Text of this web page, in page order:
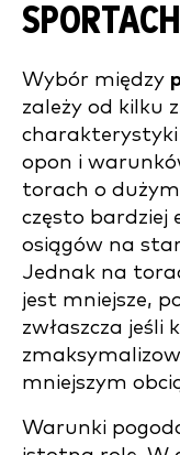
Wybór między
zależy od kilku
charakterystyki
opon i
torach o
często bardziej
osiągów na
Jednak na
jest mniejsze,
zwłaszcza jeśli
mniejszym
Warunki